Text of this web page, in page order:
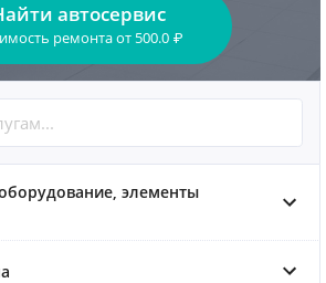
автосервис
ремонтаот 500.0 ₽
элементы